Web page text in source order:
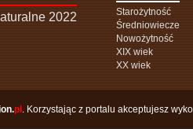
2022
Starożytność
Średniowiecze
Nowożytność
XIX wiek
XX wiek
pl . Korzystając z portalu akceptujesz